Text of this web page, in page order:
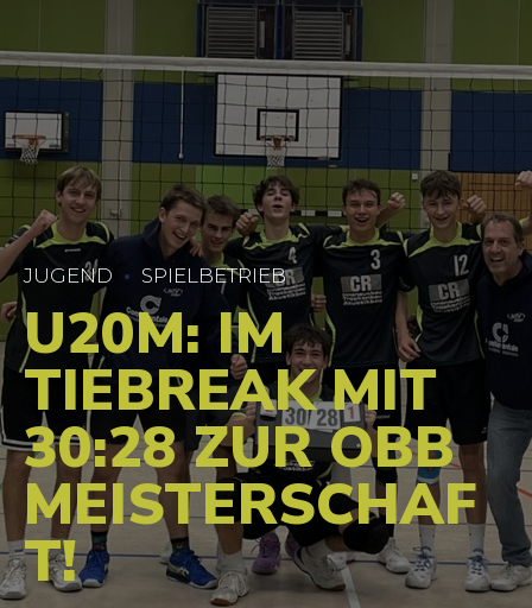
JUGEND SPIELBETRIEB
U20M: IM
TIEBREAK MIT
30:28 ZUR OBB
MEISTERSCHAF
T!